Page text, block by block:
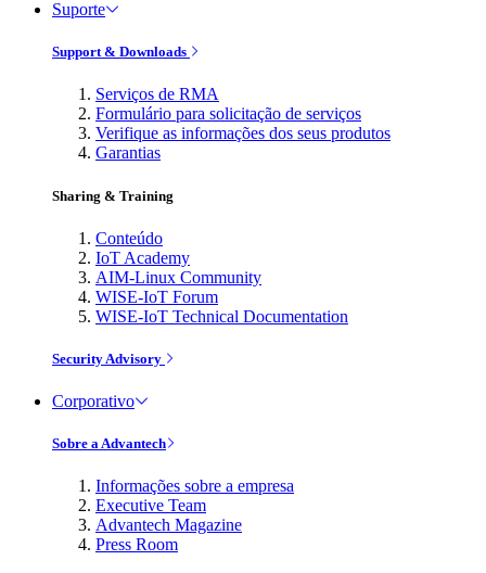
Suporte
Support & Downloads
Serviços de RMA
Formulário para solicitação de serviços
Verifique as informações dos seus produtos
Garantias
Sharing & Training
Conteúdo
IoT Academy
AIM-Linux Community
WISE-IoT Forum
WISE-IoT Technical Documentation
Security Advisory
Corporativo
Sobre a Advantech
Informações sobre a empresa
Executive Team
Advantech Magazine
Press Room